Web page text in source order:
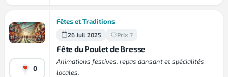
0
Fêtes et Traditions
26 Juil 2025 Prix ?
Fête du Poulet de Bresse
Animations festives, repas dansant et spécialités
locales.